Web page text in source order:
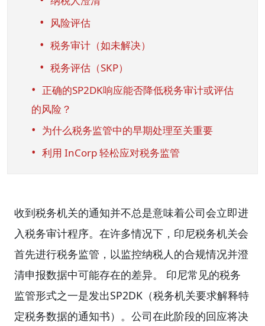
风险评估
税务审计（如未解决）
税务评估（SKP）
正确的SP2DK响应能否降低税务审计或评估
的风险？
为什么税务监管中的早期处理至关重要
利用 InCorp 轻松应对税务监管
收到税务机关的通知并不总是意味着公司会立即进
入税务审计程序。在许多情况下，印尼税务机关会
首先进行税务监管，以监控纳税人的合规情况并澄
清申报数据中可能存在的差异。 印尼常见的税务
监管形式之一是发出SP2DK（税务机关要求解释特
定税务数据的通知书）。公司在此阶段的回应将决